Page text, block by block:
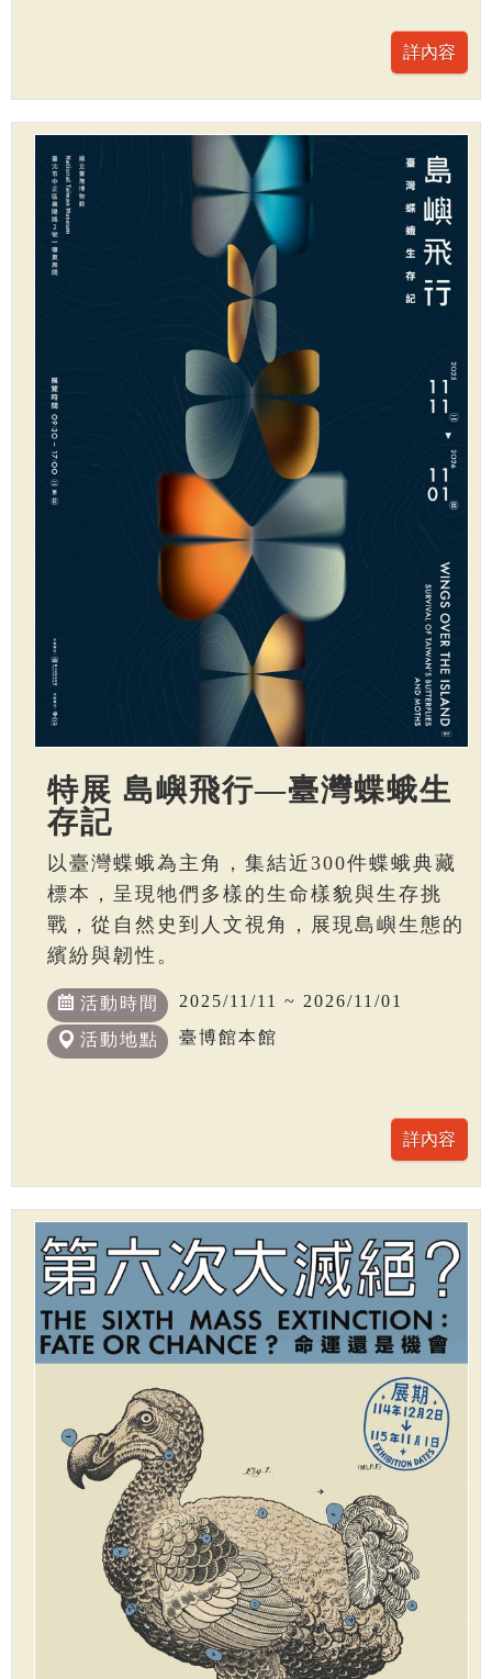
特展 島嶼飛行—臺灣蝶蛾生
存記
以臺灣蝶蛾為主角，集結近300件蝶蛾典藏
標本，呈現牠們多樣的生命樣貌與生存挑
戰，從自然史到人文視角，展現島嶼生態的
繽紛與韌性。
活動時間 2025/11/11 ~ 2026/11/01
活動地點 臺博館本館